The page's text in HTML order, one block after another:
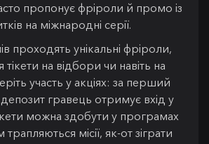
пропонує фріроли й промо із
на міжнародні серії.
проходять унікальні фріроли,
на відбори чи навіть на
участь у акціях: за перший
гравець отримує вхід у
можна здобути у програмах
місії, як-от зіграти